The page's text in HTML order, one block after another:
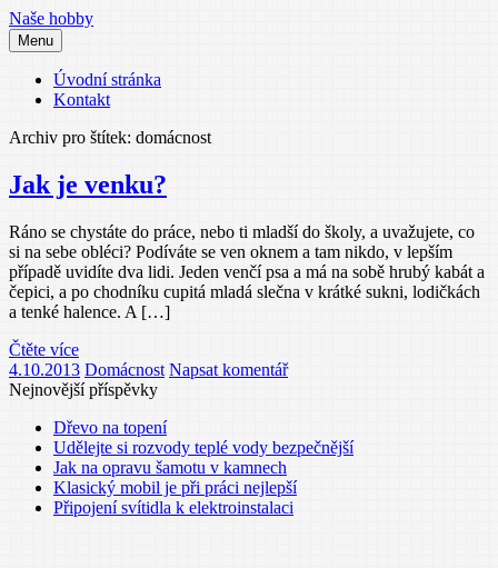
Přejít
k
obsahu
webu
Naše hobby
Menu
Úvodní stránka
Kontakt
Archiv pro štítek: domácnost
Jak je venku?
Ráno se chystáte do práce, nebo ti mladší do školy, a uvažujete, co
si na sebe obléci? Podíváte se ven oknem a tam nikdo, v lepším
případě uvidíte dva lidi. Jeden venčí psa a má na sobě hrubý kabát a
čepici, a po chodníku cupitá mladá slečna v krátké sukni, lodičkách
a tenké halence. A […]
Čtěte více
4.10.2013 Domácnost Napsat komentář
Nejnovější příspěvky
Dřevo na topení
Udělejte si rozvody teplé vody bezpečnější
Jak na opravu šamotu v kamnech
Klasický mobil je při práci nejlepší
Připojení svítidla k elektroinstalaci